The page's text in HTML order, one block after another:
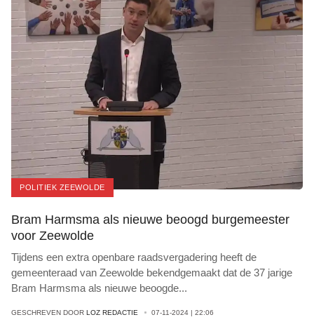
POLITIEK ZEEWOLDE
Bram Harmsma als nieuwe beoogd burgemeester
voor Zeewolde
Tijdens een extra openbare raadsvergadering heeft de
gemeenteraad van Zeewolde bekendgemaakt dat de 37 jarige
Bram Harmsma als nieuwe beoogde...
GESCHREVEN DOOR LOZ REDACTIE 07-11-2024 | 22:06